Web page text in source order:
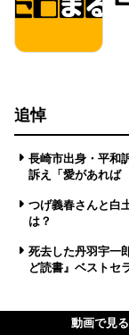
追悼
長崎市出身・平和
訴え「愛があれば
つげ義春さんと白
は？
死去した丹羽宇一
ど読書』ベストセ
動画で見る